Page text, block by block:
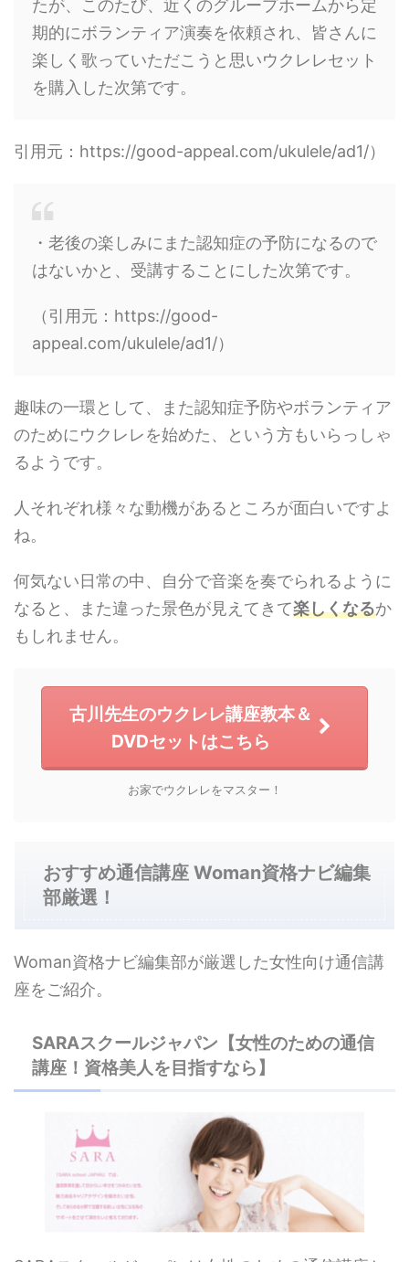
たが、このたび、近くのグループホームから定
期的にボランティア演奏を依頼され、皆さんに
楽しく歌っていただこうと思いウクレレセット
を購入した次第です。
引用元：https://good-appeal.com/ukulele/ad1/）
・老後の楽しみにまた認知症の予防になるので
はないかと、受講することにした次第です。
（引用元：https://good-
appeal.com/ukulele/ad1/）
趣味の一環として、また認知症予防やボランティア
のためにウクレレを始めた、という方もいらっしゃ
るようです。
人それぞれ様々な動機があるところが面白いですよ
ね。
何気ない日常の中、自分で音楽を奏でられるように
なると、また違った景色が見えてきて楽しくなるか
もしれません。
古川先生のウクレレ講座教本＆
DVDセットはこちら
お家でウクレレをマスター！
おすすめ通信講座 Woman資格ナビ編集
部厳選！
Woman資格ナビ編集部が厳選した女性向け通信講
座をご紹介。
SARAスクールジャパン【女性のための通信
講座！資格美人を目指すなら】